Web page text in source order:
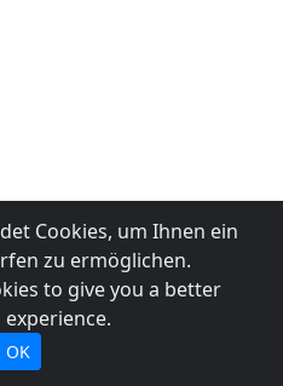
Cookies, um Ihnen ein
zu ermöglichen.
to give you a better
OK